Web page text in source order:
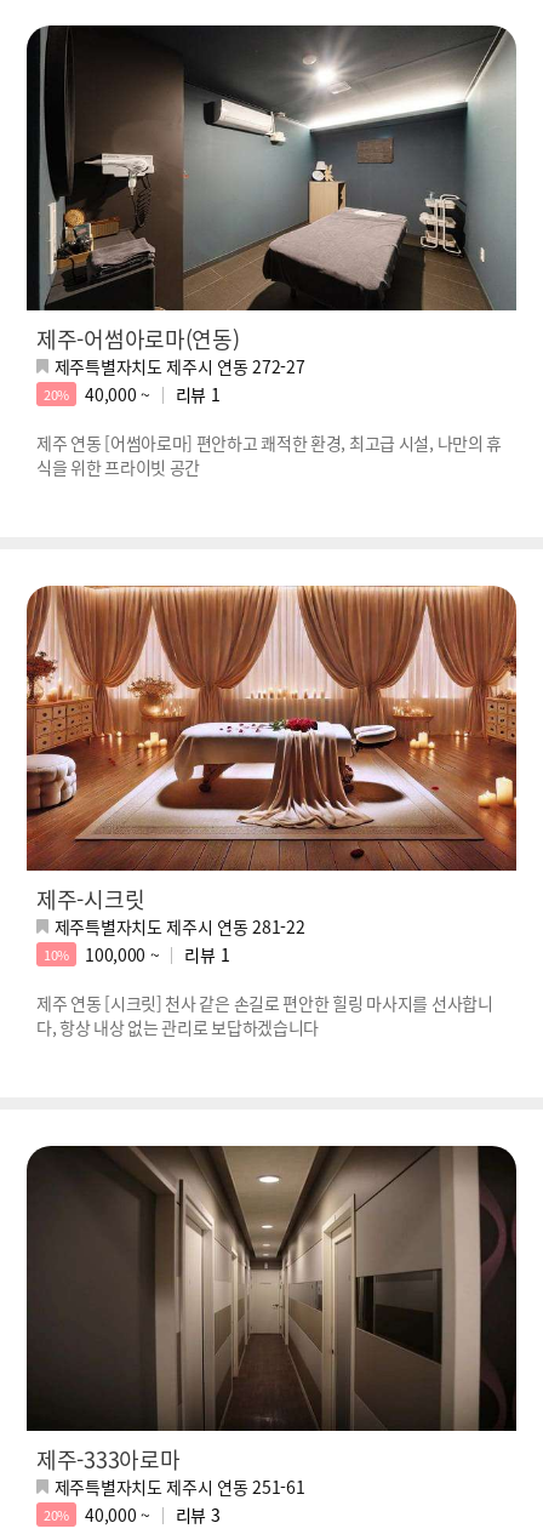
제주-어썸아로마(연동)
제주특별자치도 제주시 연동 272-27
20% 40,000 ~ 리뷰 1
제주 연동 [어썸아로마] 편안하고 쾌적한 환경, 최고급 시설, 나만의 휴
식을 위한 프라이빗 공간
제주-시크릿
제주특별자치도 제주시 연동 281-22
10% 100,000 ~ 리뷰 1
제주 연동 [시크릿] 천사 같은 손길로 편안한 힐링 마사지를 선사합니
다, 항상 내상 없는 관리로 보답하겠습니다
제주-333아로마
제주특별자치도 제주시 연동 251-61
20% 40,000 ~ 리뷰 3